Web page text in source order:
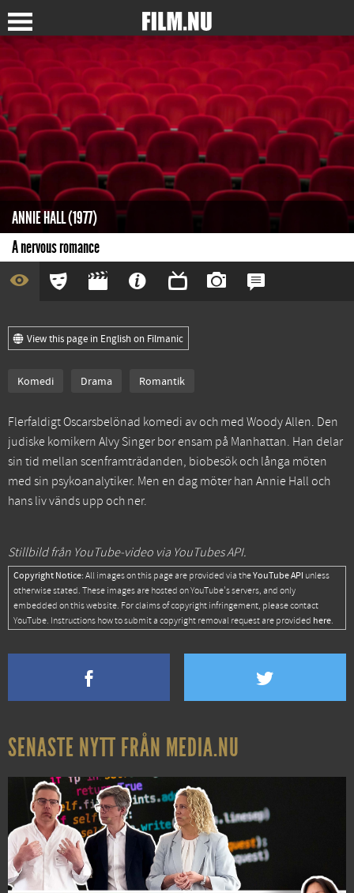
ANNIE HALL (1977)
A nervous romance
View this page in English on Filmanic
Komedi Drama Romantik
Flerfaldigt Oscarsbelönad komedi av och med Woody Allen. Den
judiske komikern Alvy Singer bor ensam på Manhattan. Han delar
sin tid mellan scenframträdanden, biobesök och långa möten
med sin psykoanalytiker. Men en dag möter han Annie Hall och
hans liv vänds upp och ner.
Stillbild från YouTube-video via YouTubes API.
Copyright Notice: All images on this page are provided via theYouTube API unless
otherwise stated. These images are hosted on YouTube's servers, and only
embedded on this website. For claims of copyright infringement, please contact
YouTube. Instructions how to submit a copyright removal request are provided here.
SENASTE NYTT FRÅN MEDIA.NU